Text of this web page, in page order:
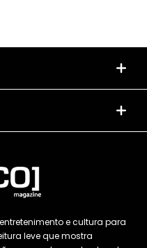
e cultura para
leve que mostra